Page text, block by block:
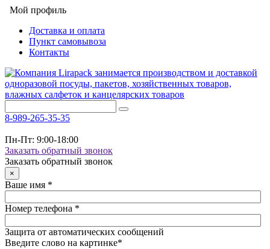
Мой профиль
Доставка и оплата
Пункт самовывоза
Контакты
8-989-265-35-35
Пн-Пт: 9:00-18:00
Заказать обратный звонок
Заказать обратный звонок
×
Ваше имя *
Номер телефона *
Защита от автоматических сообщений
Введите слово на картинке*